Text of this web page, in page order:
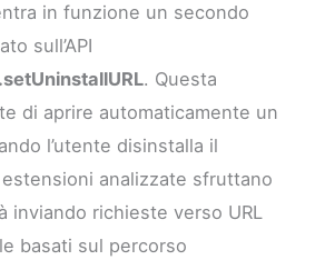
in funzione un secondo
sull’API
. Questa
di aprire automaticamente un
l’utente disinstalla il
analizzate sfruttano
inviando richieste verso URL
basati sul percorso